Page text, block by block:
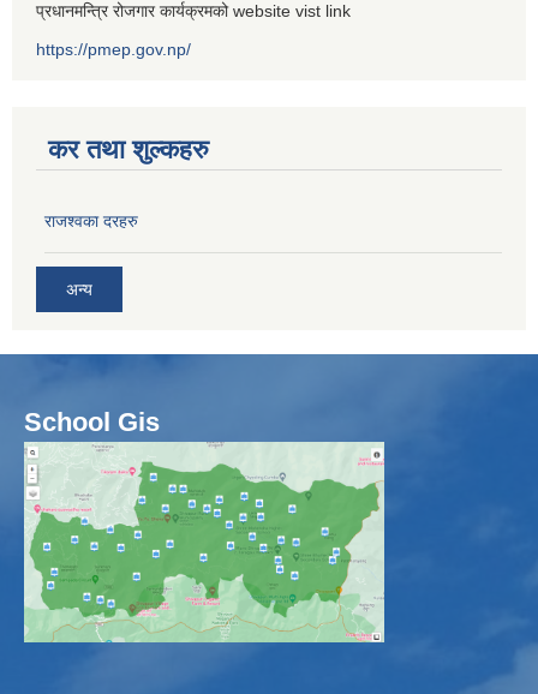
प्रधानमन्त्रि रोजगार कार्यक्रमको website vist link
https://pmep.gov.np/
कर तथा शुल्कहरु
राजश्वका दरहरु
अन्य
School Gis